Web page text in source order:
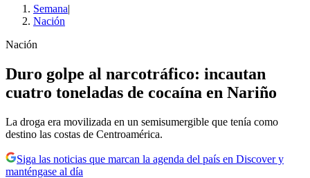
Semana|
Nación
Nación
Duro golpe al narcotráfico: incautan
cuatro toneladas de cocaína en Nariño
La droga era movilizada en un semisumergible que tenía como
destino las costas de Centroamérica.
Siga las noticias que marcan la agenda del país en Discover y
manténgase al día